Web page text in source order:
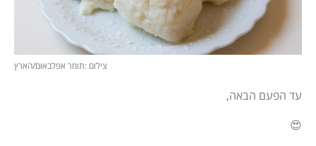
צילום :תומר אפלבאום/הארץ
עד הפעם הבאה,
😍